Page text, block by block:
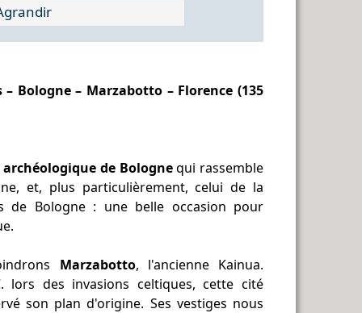
– Bologne – Marzabotto – Florence (135
archéologique de Bolognequi rassemble
et, plus particulièrement, celui de la
de Bologne : une belle occasion pour
Marzabotto, l'ancienne Kainua.
lors des invasions celtiques, cette cité
son plan d'origine. Ses vestiges nous